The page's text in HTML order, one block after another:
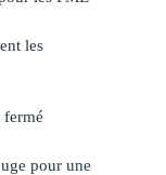
les
pour une